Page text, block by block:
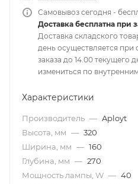
Самовывоз сегодня -
Доставка бесплатна при
Доставка складского
день осуществляется при
заказа до 14.00 текущего
измениться по
Характеристики
Производитель — Aployt
Высота, мм — 320
Ширина, мм — 160
Глубина, мм — 270
Мощность лампы, W — 40